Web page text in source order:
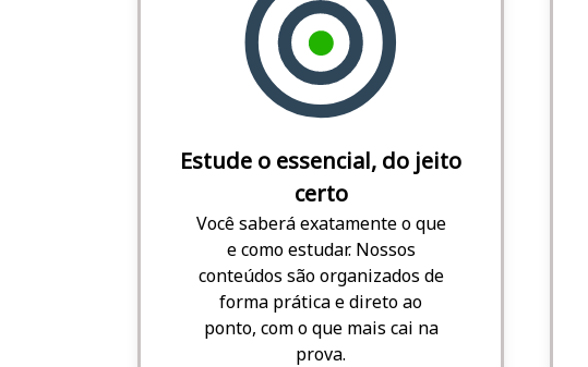
Estude o essencial, do jeito
certo
Você saberá exatamente o que
e como estudar. Nossos
conteúdos são organizados de
forma prática e direto ao
ponto, com o que mais cai na
prova.